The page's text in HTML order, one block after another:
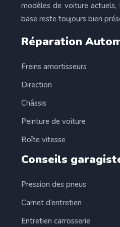
modèles de voiture actuels,
base reste toujours bien
Réparation
Freins amortisseurs
Direction
Châssis
Peinture de voiture
Boîte vitesse
Conseils
Pression des pneus
Carnet d’entretien
Entretien carrosserie